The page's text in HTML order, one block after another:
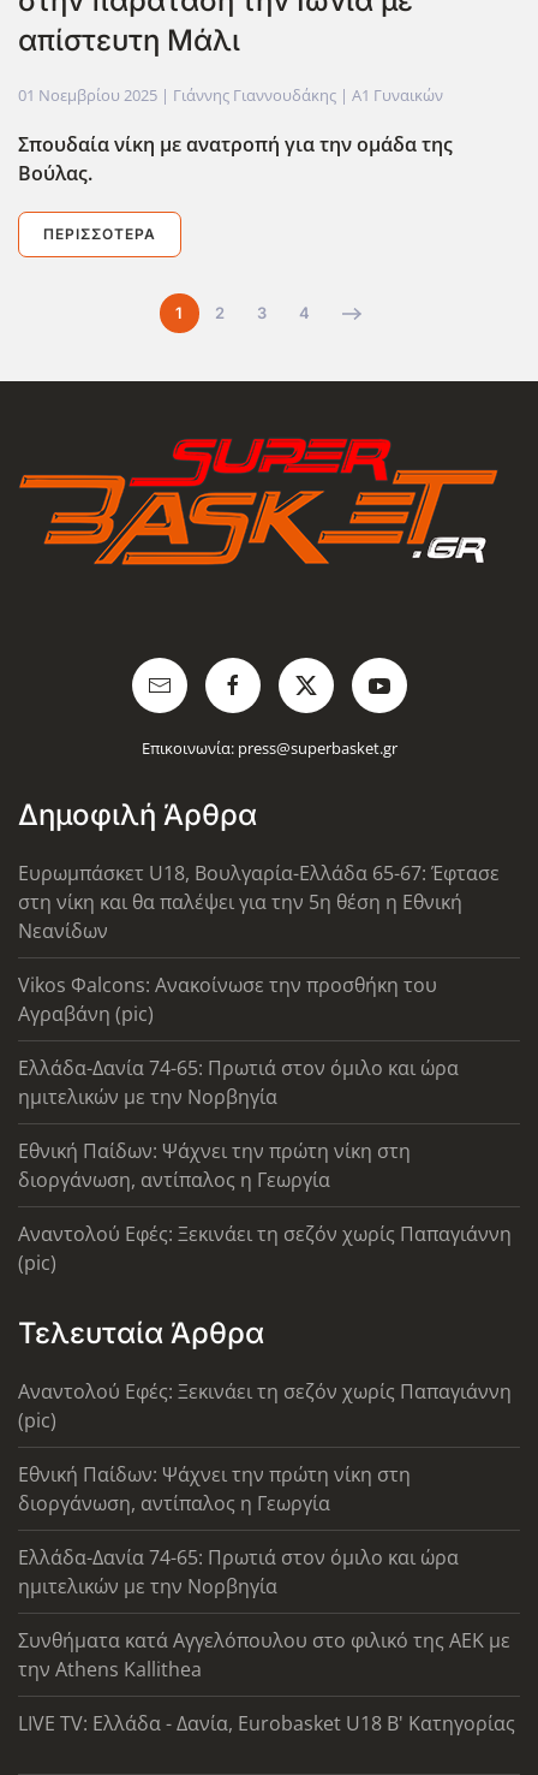
απίστευτη Μάλι
01 Νοεμβρίου 2025 | Γιάννης Γιαννουδάκης | Α1 Γυναικών
Σπουδαία νίκη με ανατροπή για την ομάδα της
Βούλας.
ΠΕΡΙΣΣΌΤΕΡΑ
1 2 3 4
Επικοινωνία: press@superbasket.gr
Δημοφιλή Άρθρα
Ευρωμπάσκετ U18, Βουλγαρία-Ελλάδα 65-67: Έφτασε
στη νίκη και θα παλέψει για την 5η θέση η Εθνική
Νεανίδων
Vikos Φalcons: Ανακοίνωσε την προσθήκη του
Αγραβάνη (pic)
Ελλάδα-Δανία 74-65: Πρωτιά στον όμιλο και ώρα
ημιτελικών με την Νορβηγία
Εθνική Παίδων: Ψάχνει την πρώτη νίκη στη
διοργάνωση, αντίπαλος η Γεωργία
Αναντολού Εφές: Ξεκινάει τη σεζόν χωρίς Παπαγιάννη
(pic)
Τελευταία Άρθρα
Αναντολού Εφές: Ξεκινάει τη σεζόν χωρίς Παπαγιάννη
(pic)
Εθνική Παίδων: Ψάχνει την πρώτη νίκη στη
διοργάνωση, αντίπαλος η Γεωργία
Ελλάδα-Δανία 74-65: Πρωτιά στον όμιλο και ώρα
ημιτελικών με την Νορβηγία
Συνθήματα κατά Αγγελόπουλου στο φιλικό της ΑΕΚ με
την Athens Kallithea
LIVE TV: Ελλάδα - Δανία, Eurobasket U18 Β' Κατηγορίας